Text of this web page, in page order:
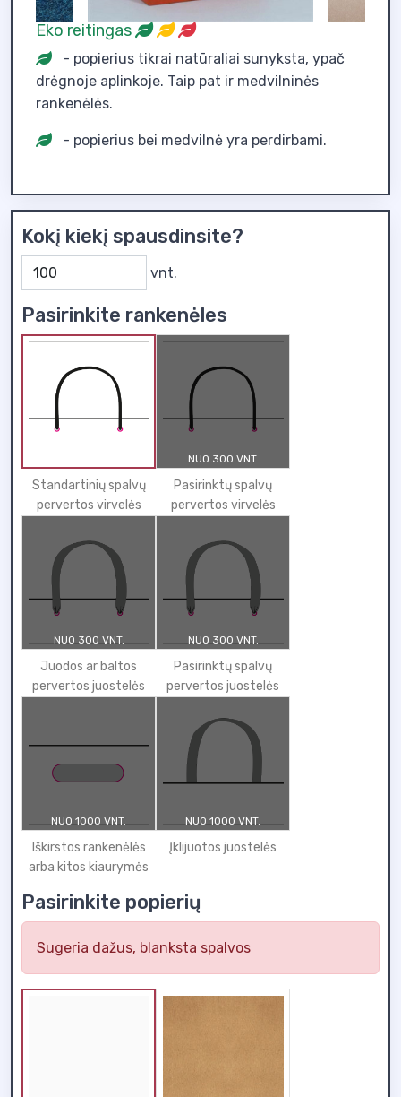
Eko reitingas
- popierius tikrai natūraliai sunyksta, ypač
drėgnoje aplinkoje. Taip pat ir medvilninės
rankenėlės.
- popierius bei medvilnė yra perdirbami.
Kokį kiekį spausdinsite?
vnt.
Pasirinkite rankenėles
Standartinių spalvų
pervertos virvelės
NUO 300 VNT.
Pasirinktų spalvų
pervertos virvelės
NUO 300 VNT.
Juodos ar baltos
pervertos juostelės
NUO 300 VNT.
Pasirinktų spalvų
pervertos juostelės
NUO 1000 VNT.
Iškirstos rankenėlės
arba kitos kiaurymės
NUO 1000 VNT.
Įklijuotos juostelės
Pasirinkite popierių
Sugeria dažus, blanksta spalvos